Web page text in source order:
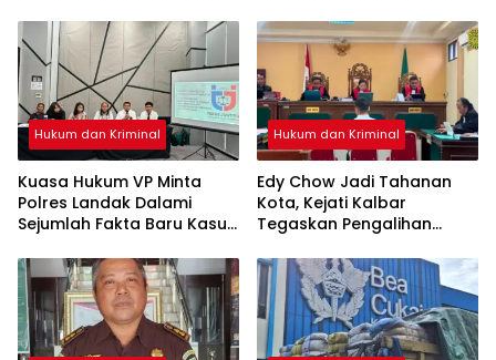
Kuku
Hukum dan Kriminal
Kuasa Hukum VP Minta
Polres Landak Dalami
Sejumlah Fakta Baru Kasus
Hukum dan Kriminal
Edy Chow Jadi Tahanan
Kota, Kejati Kalbar
Tegaskan Pengalihan
Hakim